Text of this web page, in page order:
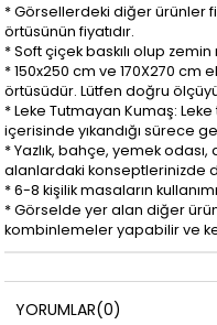
* Görsellerdeki diğer ürünler
örtüsünün fiyatıdır.
* Soft çiçek baskılı olup
* 150x250 cm ve 170X270
örtüsüdür. Lütfen doğru
* Leke Tutmayan Kumaş:
içerisinde yıkandığı sürece
* Yazlık, bahçe, yemek
alanlardaki konseptlerinizde
* 6-8 kişilik masaların
* Görselde yer alan diğer
kombinlemeler yapabilir ve
YORUMLAR(0)